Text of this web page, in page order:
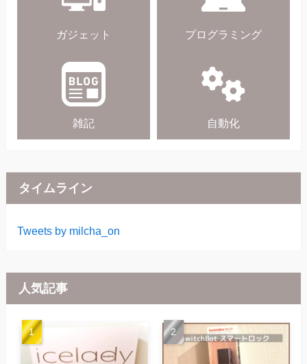
ガジェット プログラミング
雑記 自動化
タイムライン
Tweets by milcha_on
人気記事